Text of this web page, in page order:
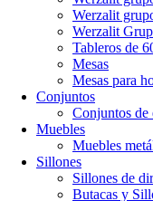
Werzalit
Werzalit
Tableros de
Mesas
Mesas para
Conjuntos
Conjuntos de
Muebles
Muebles
Sillones
Sillones de
Butacas y